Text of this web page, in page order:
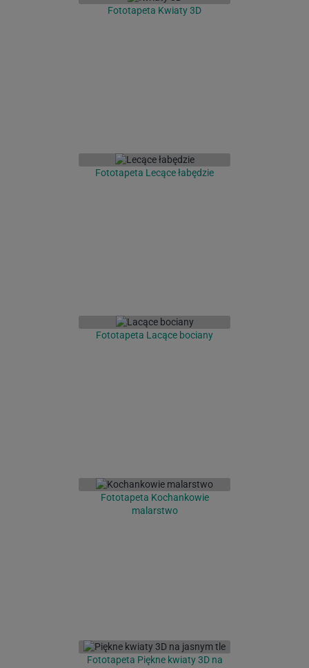
Fototapeta Kwiaty 3D
Fototapeta Lecące łabędzie
Fototapeta Lacące bociany
Fototapeta Kochankowie
malarstwo
Fototapeta Piękne kwiaty 3D na